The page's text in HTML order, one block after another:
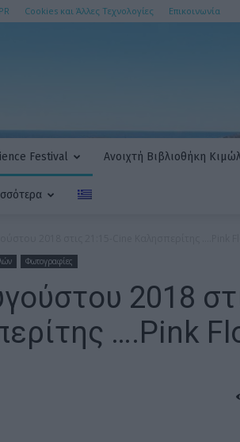
Cookies και Άλλες Τεχνολογίες Επικοινωνία
Festival Ανοιχτή Βιβλιοθήκη
Φωτογραφίες
2018
….Pink